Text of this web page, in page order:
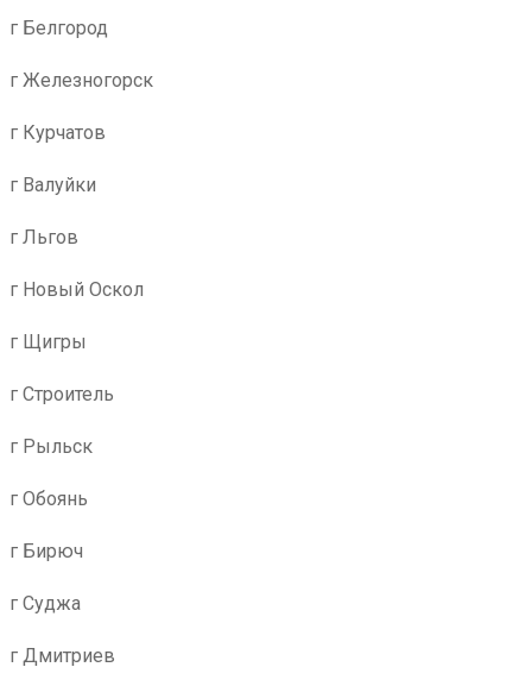
г Белгород
г Железногорск
г Курчатов
г Валуйки
г Льгов
г Новый Оскол
г Щигры
г Строитель
г Рыльск
г Обоянь
г Бирюч
г Суджа
г Дмитриев